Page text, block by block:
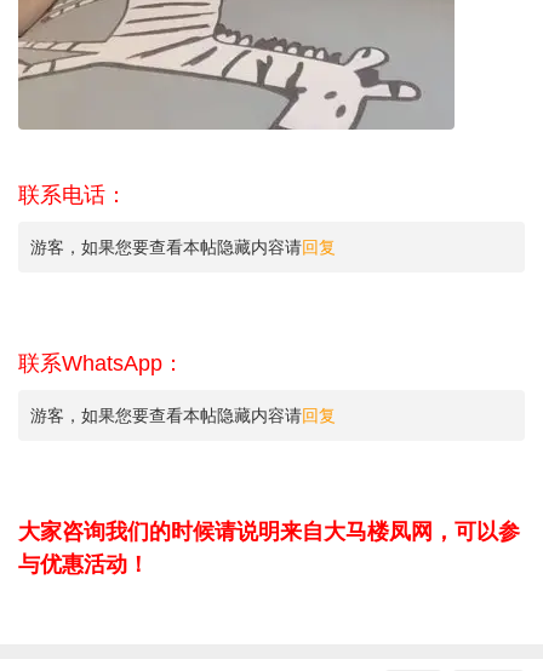
联系电话：
游客，如果您要查看本帖隐藏内容请回复
联系WhatsApp：
游客，如果您要查看本帖隐藏内容请回复
大家咨询我们的时候请说明来自大马楼凤网，可以参
与优惠活动！